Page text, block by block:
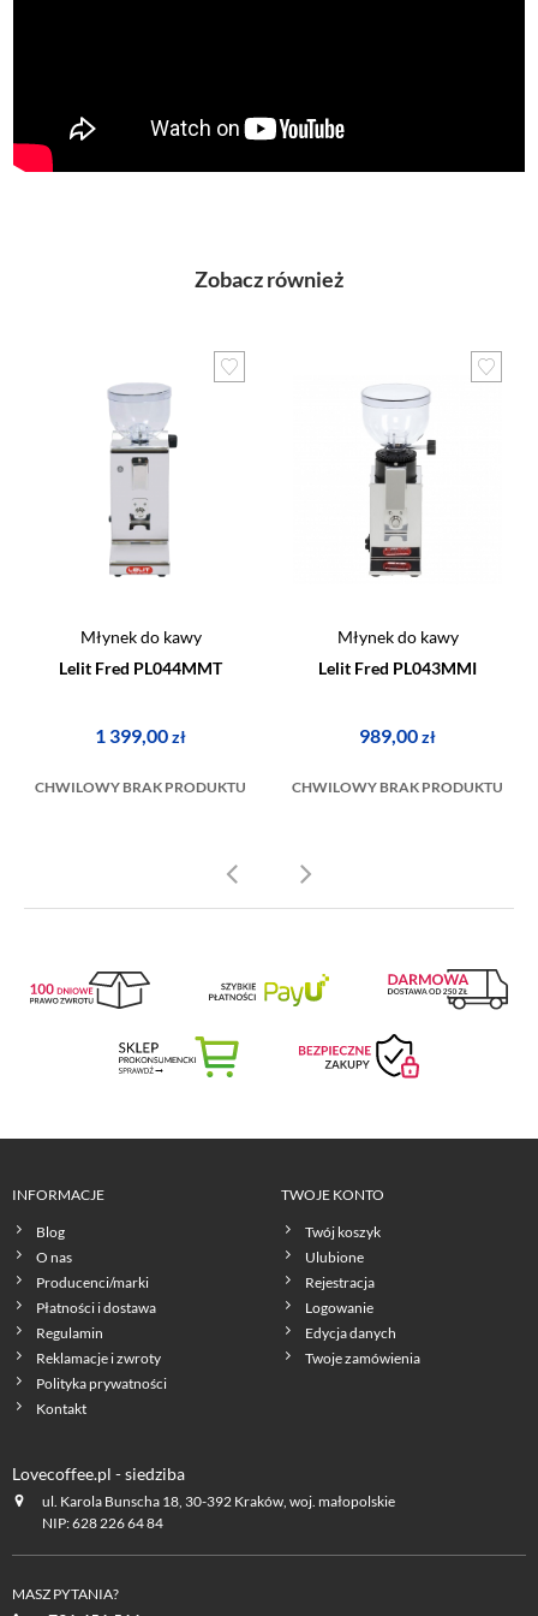
Zobacz również
Młynek do kawy
Lelit Fred PL044MMT
1 399,00zł
CHWILOWY BRAK PRODUKTU
Młynek do kawy
Lelit Fred PL043MMI
989,00zł
CHWILOWY BRAK PRODUKTU
INFORMACJE
Blog
O nas
Producenci/marki
Płatności i dostawa
Regulamin
Reklamacje i zwroty
Polityka prywatności
Kontakt
TWOJE KONTO
Twój koszyk
Ulubione
Rejestracja
Logowanie
Edycja danych
Twoje zamówienia
Lovecoffee.pl - siedziba
ul. Karola Bunscha 18, 30-392 Kraków, woj. małopolskie
NIP: 628 226 64 84
MASZ PYTANIA?